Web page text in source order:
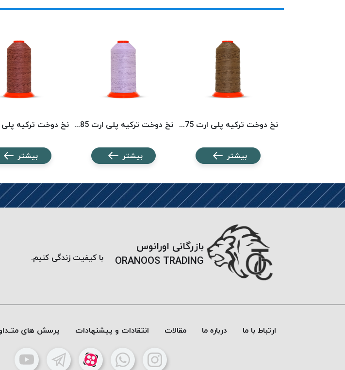
نخ دوخت ترکیه پلی ارت 1575 POLYART
بیشتر
نخ دوخت ترکیه پلی ارت 8585 POLYART
بیشتر بیشتر
بازرگانی اورانوس
ORANOOS TRADING
با کیفیت زندگی کنیم.
ارتباط با ما درباره ما مقالات انتقادات و پیشنهادات پرسش های